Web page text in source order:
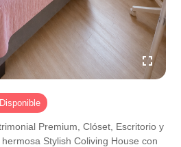
Premium, Clóset, Escritorio y
Stylish Coliving House con